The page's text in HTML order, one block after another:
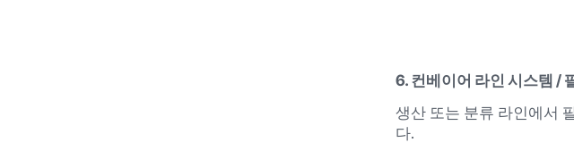
6. 컨베이어 라인 시스템 /
생산 또는 분류 라인에서
다.